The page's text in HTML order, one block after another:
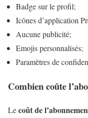
Badge sur le profil;
Icônes d’application
Aucune publicité;
Emojis personnalisés;
Paramètres de
Combien coûte
Lecoût de